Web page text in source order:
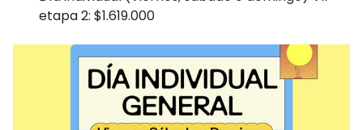
etapa 2: $1.619.000